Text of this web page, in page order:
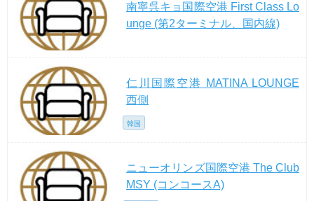
南寧呉キョ国際空港 First Class Lo
unge (第2ターミナル、国内線)
仁川国際空港 MATINA LOUNGE
西側
韓国
ニューオリンズ国際空港 The Club
MSY (コンコースA)